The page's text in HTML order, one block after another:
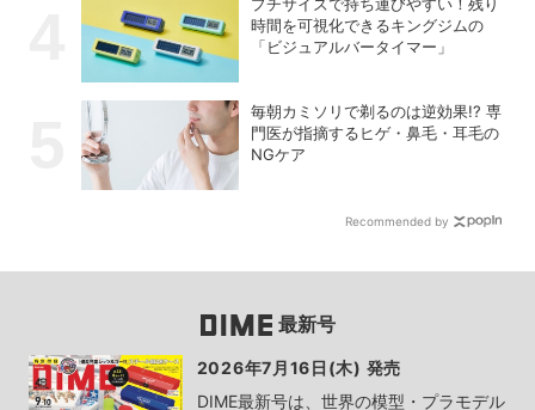
プチサイズで持ち運びやすい！残り
時間を可視化できるキングジムの
「ビジュアルバータイマー」
毎朝カミソリで剃るのは逆効果!? 専
門医が指摘するヒゲ・鼻毛・耳毛の
NGケア
Recommended by
最新号
2026年7月16日(木) 発売
DIME最新号は、世界の模型・プラモデル